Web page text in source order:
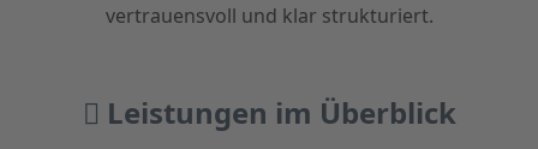
vertrauensvoll und klar strukturiert.
Leistungen im Überblick